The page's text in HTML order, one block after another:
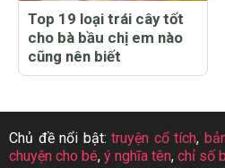
Top 19 loại trái cây tốt
cho bà bầu chị em nào
cũng nên biết
Chủ đề nổi bật:truyện cổ tích,
chuyện cho bé, ý nghĩa tên, chỉ số